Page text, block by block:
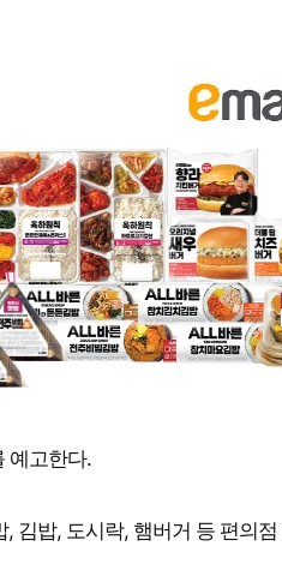
예고한다.
김밥, 도시락, 햄버거 등 편의